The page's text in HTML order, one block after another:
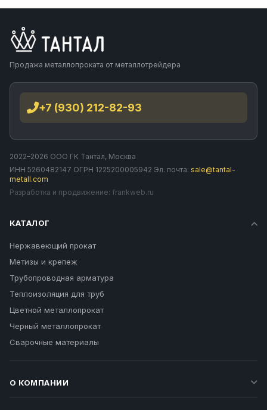
Продажа металлопроката от металлотрейдера
+7 (930) 212-82-93
2022–2026 ООО ГК Тантал, Москва
ИНН 5260482147 ОГРН 1225200005942 Эл. почта: sale@tantal-
metall.com
Разработка и продвижение: frankweb.ru
КАТАЛОГ
Нержавеющий прокат
Метизы и крепеж
Трубопроводная арматура
Теплоизоляция для труб
Цветной металлопрокат
Черный металлопрокат
Сварочные материалы
О КОМПАНИИ